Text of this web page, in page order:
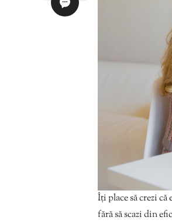
Îți place să crezi
fără să scazi din